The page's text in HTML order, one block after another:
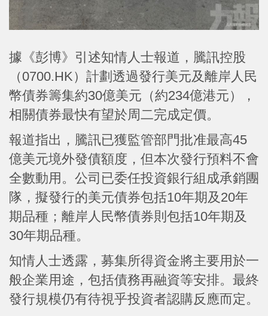
據《彭博》引述知情人士報道，騰訊控股
（0700.HK）計劃透過發行美元及離岸人民
幣債券籌集約30億美元（約234億港元），
相關債券最快有望於周二完成定價。
報道指出，騰訊已獲監管部門批准最高45
億美元境外發債額度，但本次發行預料不會
全數動用。公司已委任投資銀行組成承銷團
隊，擬發行的美元債券包括10年期及20年
期品種；離岸人民幣債券則包括10年期及
30年期品種。
知情人士透露，募集所得資金將主要用於一
般企業用途，包括債務再融資等安排。最終
發行規模仍有待視乎投資者認購反應而定。